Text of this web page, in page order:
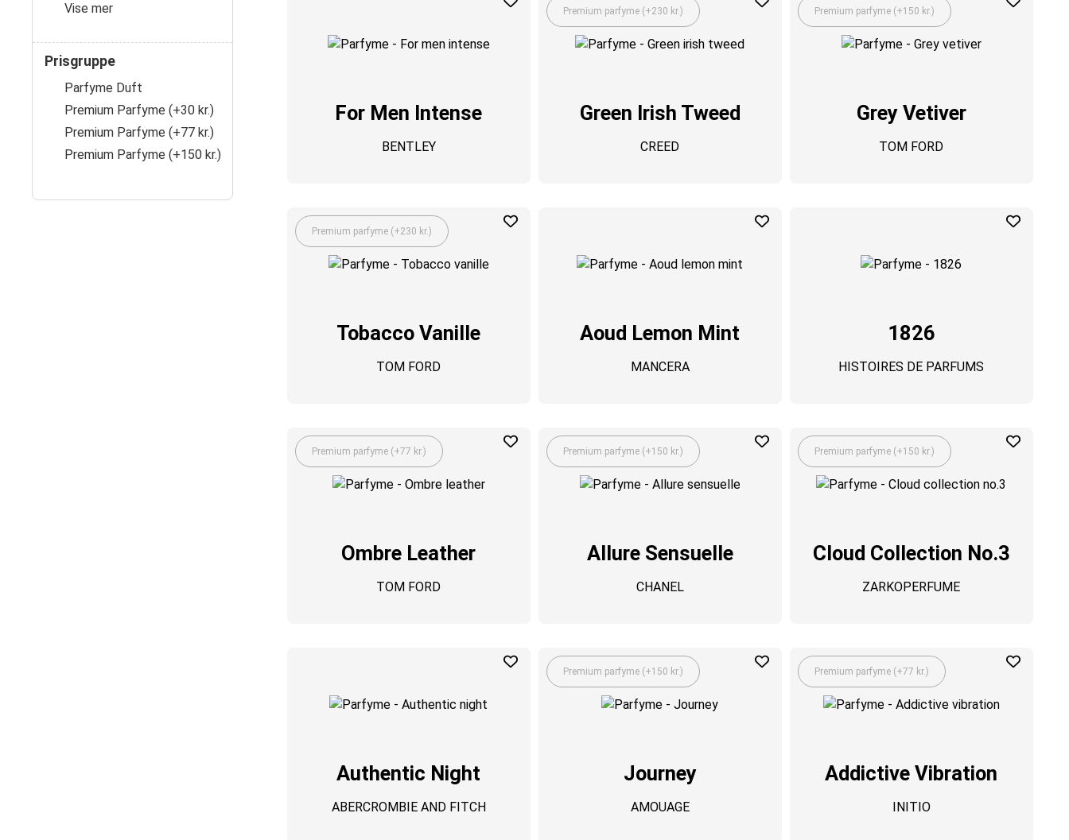
Vise mer
Prisgruppe
Parfyme Duft
Premium Parfyme (+30 kr.)
Premium Parfyme (+77 kr.)
Premium Parfyme (+150 kr.)
For Men Intense
BENTLEY
Premium parfyme (+230 kr.)
Green Irish Tweed
CREED
Premium parfyme (+150 kr.)
Grey Vetiver
TOM FORD
Premium parfyme (+230 kr.)
Tobacco Vanille
TOM FORD
Aoud Lemon Mint
MANCERA
1826
HISTOIRES DE PARFUMS
Premium parfyme (+77 kr.)
Ombre Leather
TOM FORD
Premium parfyme (+150 kr.)
Allure Sensuelle
CHANEL
Premium parfyme (+150 kr.)
Cloud Collection No.3
ZARKOPERFUME
Authentic Night
ABERCROMBIE AND FITCH
Premium parfyme (+150 kr.)
Journey
AMOUAGE
Premium parfyme (+77 kr.)
Addictive Vibration
INITIO